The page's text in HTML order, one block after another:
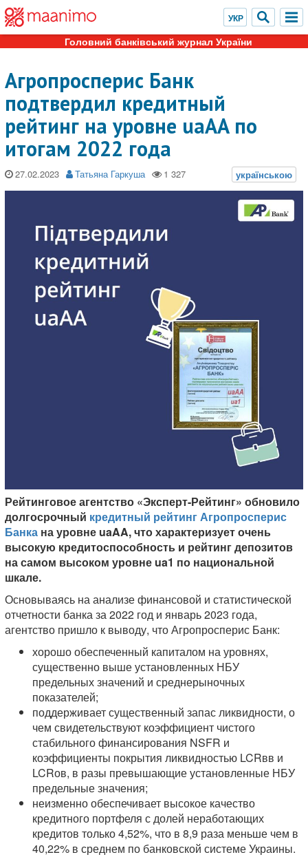
Головний банківський журнал України
Агропросперис Банк
подтвердил кредитный
рейтинг на уровне uaAA по
итогам 2022 года
27.02.2023 Татьяна Гаркуша
Рейтинговое агентство «Эксперт-Рейтинг» обновило
долгосрочный кредитный рейтинг Агропросперис
Банка на уровне uaAA, что характеризует очень
высокую кредитоспособность и рейтинг депозитов
на самом высоком уровне ua1 по национальной
шкале.
Основываясь на анализе финансовой и статистической
отчетности банка за 2022 год и январь 2023 года,
агентство пришло к выводу, что Агропросперис Банк:
хорошо обеспеченный капиталом на уровнях,
существенно выше установленных НБУ
предельных значений и среднерыночных
показателей;
поддерживает существенный запас ликвидности, о
чем свидетельствуют коэффициент чистого
стабильного финансирования NSFR и
коэффициенты покрытия ликвидностью LCRвв и
LCRов, в разы превышающие установленные НБУ
предельные значения;
неизменно обеспечивает высокое качество
кредитного портфеля с долей неработающих
кредитов только 4,52%, что в 8,9 раза меньше чем в
40,22% в среднем по банковской системе Украины.